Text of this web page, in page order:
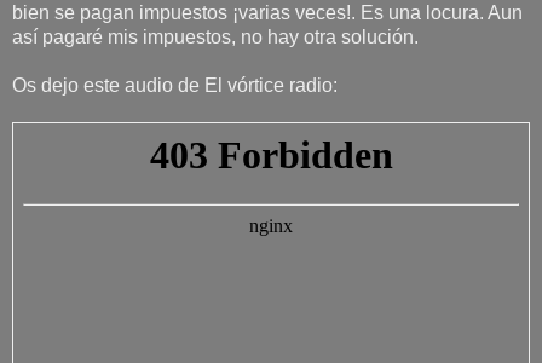
bien se pagan impuestos ¡varias veces!. Es una locura. Aun
así pagaré mis impuestos, no hay otra solución.
Os dejo este audio de El vórtice radio: